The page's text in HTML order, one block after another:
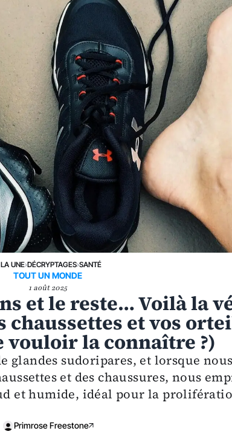
UNE›DÉCRYPTAGES›SANTÉ
TOUT UN MONDE
1 août 2025
et le reste… Voilà la
chaussettes et vos
vouloir la connaître ?)
glandes sudoripares, et lorsque nous
et des chaussures, nous
et humide, idéal pour la
Primrose Freestone